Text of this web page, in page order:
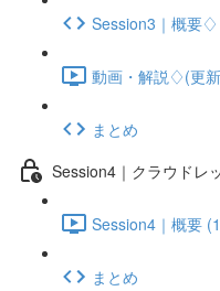
Session3｜概要♢
動画・解説♢(更
まとめ
Session4｜クラウドレ
Session4｜概要
まとめ